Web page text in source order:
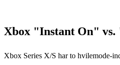
Xbox "Instant On"
Xbox Series X/S har to hvilemode-